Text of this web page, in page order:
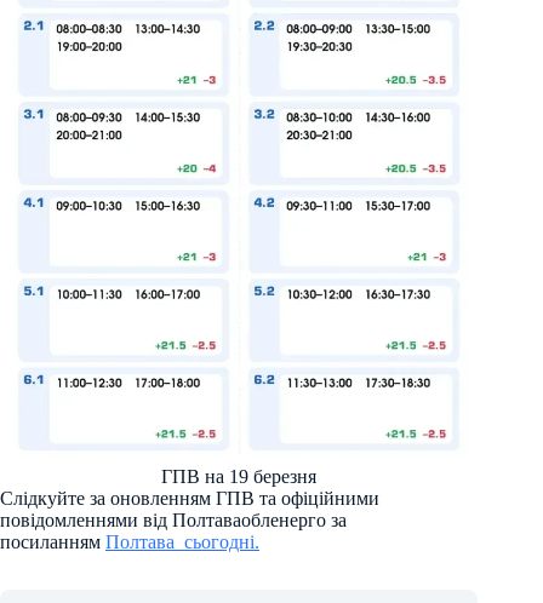
ГПВ на 19 березня
Слідкуйте за оновленням ГПВ та офіційними
повідомленнями від Полтаваобленерго за
посиланням Полтава_сьогодні.